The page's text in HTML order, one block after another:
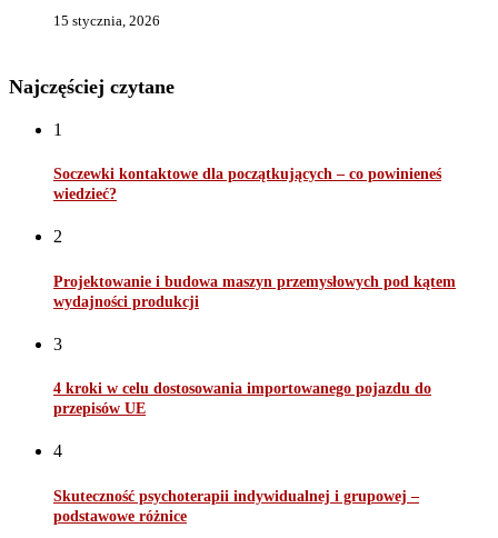
15 stycznia, 2026
Najczęściej czytane
1
Soczewki kontaktowe dla początkujących – co powinieneś
wiedzieć?
2
Projektowanie i budowa maszyn przemysłowych pod kątem
wydajności produkcji
3
4 kroki w celu dostosowania importowanego pojazdu do
przepisów UE
4
Skuteczność psychoterapii indywidualnej i grupowej –
podstawowe różnice